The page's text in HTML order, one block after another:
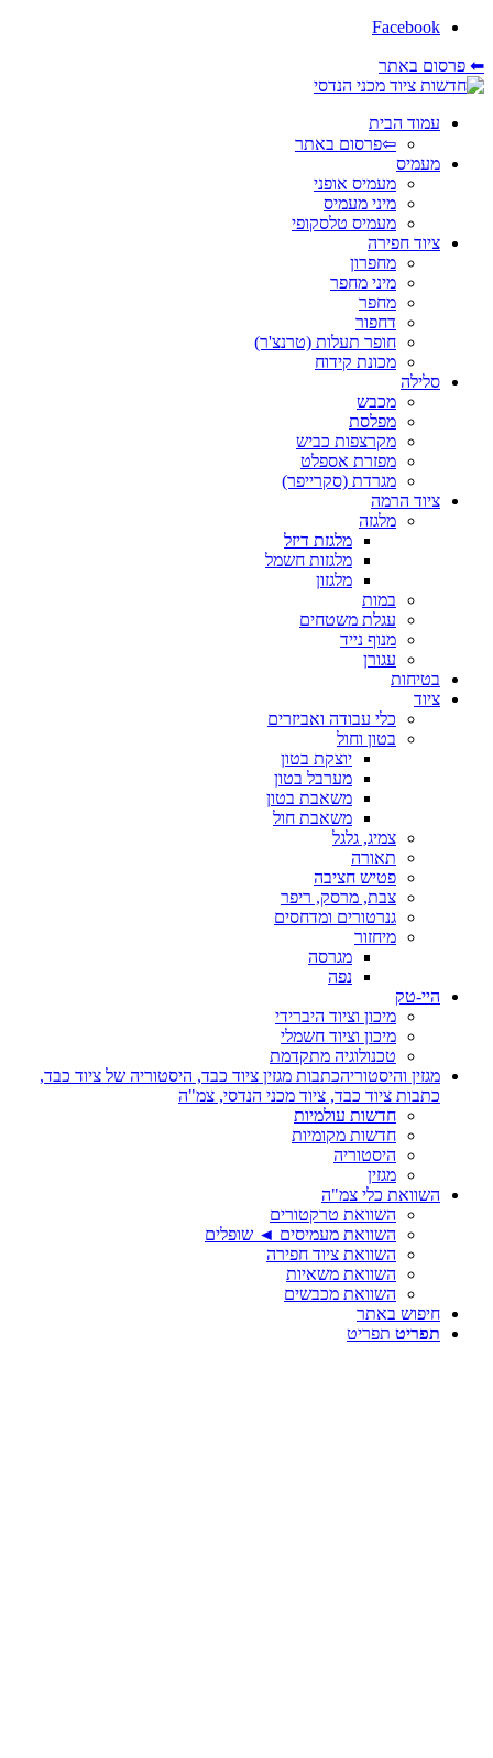
Facebook
⬅ פרסום באתר
עמוד הבית
⇦פרסום באתר
מעמיס
מעמיס אופני
מיני מעמיס
מעמיס טלסקופי
ציוד חפירה
מחפרון
מיני מחפר
מחפר
דחפור
חופר תעלות (טרנצ'ר)
מכונת קידוח
סלילה
מכבש
מפלסת
מקרצפות כביש
מפזרת אספלט
מגרדת (סקרייפר)
ציוד הרמה
מלגזה
מלגזת דיזל
מלגזות חשמל
מלגזון
במות
עגלת משטחים
מנוף נייד
עגורן
בטיחות
ציוד
כלי עבודה ואביזרים
בטון וחול
יוצקת בטון
מערבל בטון
משאבת בטון
משאבת חול
צמיג, גלגל
תאורה
פטיש חציבה
צבת, מרסק, ריפר
גנרטורים ומדחסים
מיחזור
מגרסה
נפה
היי-טק
מיכון וציוד היברידי
מיכון וציוד חשמלי
טכנולוגיה מתקדמת
מגזין והיסטוריהכתבות מגזין ציוד כבד, היסטוריה של ציוד כבד,
כתבות ציוד כבד, ציוד מכני הנדסי, צמ"ה
חדשות עולמיות
חדשות מקומיות
היסטוריה
מגזין
השוואת כלי צמ"ה
השוואת טרקטורים
השוואת מעמיסים ◄ שופלים
השוואת ציוד חפירה
השוואת משאיות
השוואת מכבשים
חיפוש באתר
תפריט תפריט